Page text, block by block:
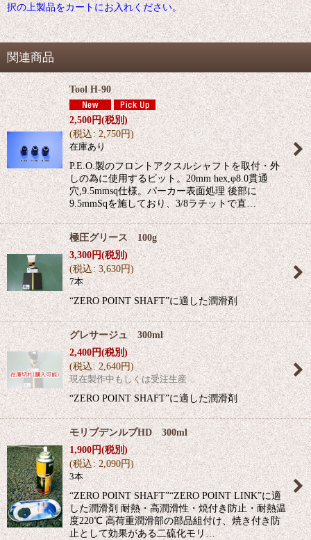
択の上製品をカートにお入れください。
関連商品
Tool H-90
2,500円(税別)
(税込: 2,750円)
在庫あり
P.E.O.製のフロントアクスルシャフトを取付・外
しの為に使用するビット。20mm hex,φ8.0貫通
穴,9.5mmsq仕様。パーカー表面処理 後部に
9.5mmSqを施しており、3/8ラチットで直…
極圧グリース 100g
3,300円(税別)
(税込: 3,630円)
7本
“ZERO POINT SHAFT”に適した潤滑剤
グレサージュ 300ml
2,400円(税別)
(税込: 2,640円)
現在製作中もしくは受注生産
“ZERO POINT SHAFT”に適した潤滑剤
モリブデンルブHD 300ml
1,900円(税別)
(税込: 2,090円)
3本
“ZERO POINT SHAFT”“ZERO POINT LINK”に適
した潤滑剤 耐熱・高潤滑性・焼付き防止・耐熱温
度220℃ 高荷重潤滑部の部品組付け、焼き付き防
止として効果がある二硫化モリ…